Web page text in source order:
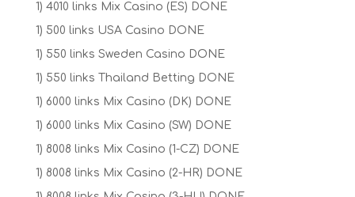
1) 4010 links Mix Casino (ES) DONE
1) 500 links USA Casino DONE
1) 550 links Sweden Casino DONE
1) 550 links Thailand Betting DONE
1) 6000 links Mix Casino (DK) DONE
1) 6000 links Mix Casino (SW) DONE
1) 8008 links Mix Casino (1-CZ) DONE
1) 8008 links Mix Casino (2-HR) DONE